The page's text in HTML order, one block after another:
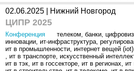
02.06.2025 | Нижний Новгород
ЦИПР 2025
Конференция телеком, банки,
инновации, ит-инфраструктура,
ит в промышленности, интернет вещей (iot)
, ит в транспорте, искусственный
ит в тэк, ит в госсекторе, ит в регионах, ит